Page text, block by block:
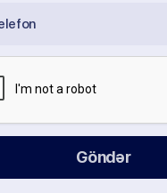
Göndər